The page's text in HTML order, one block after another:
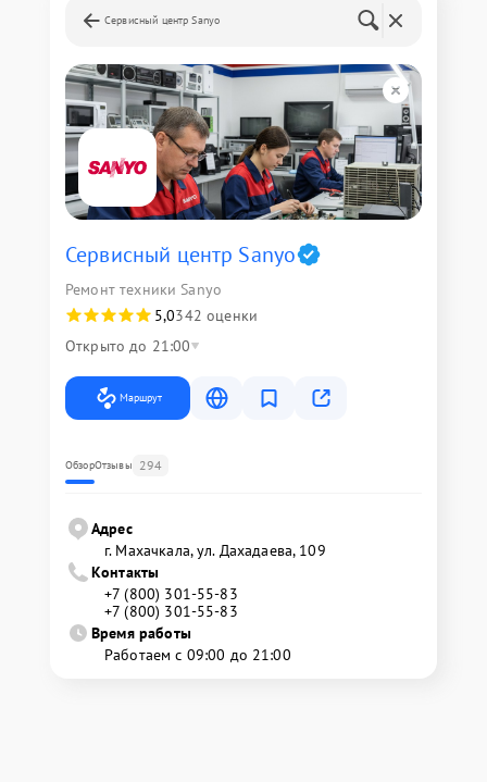
Сервисный центр Sanyo
Сервисный центр Sanyo
Ремонт техники Sanyo
5,0342 оценки
Открыто до 21:00
Маршрут
ОбзорОтзывы 294
Адрес
г. Махачкала, ул. Дахадаева, 109
Контакты
+7 (800) 301-55-83
+7 (800) 301-55-83
Время работы
Работаем с 09:00 до 21:00